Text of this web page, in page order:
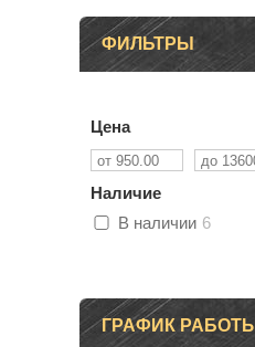
ФИЛЬТРЫ
Цена
Наличие
В наличии 6
ГРАФИК РАБОТЫ